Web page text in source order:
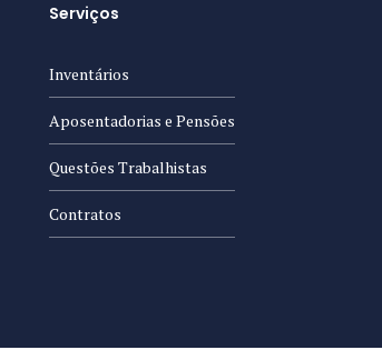
Serviços
Inventários
Aposentadorias e Pensões
Questões Trabalhistas
Contratos